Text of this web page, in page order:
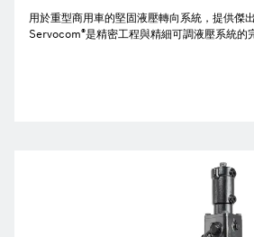
用於重型商用車的堅固液壓轉向系統，提供傑
Servocom®是精密工程與精細可調液壓系統的